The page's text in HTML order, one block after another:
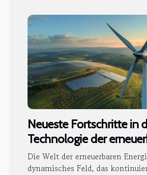
Neueste Fortschritte in
Technologie der
Energien und deren
Die Welt der erneuerbaren
dynamisches Feld, das